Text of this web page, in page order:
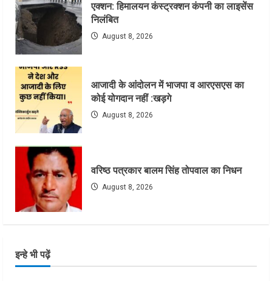
एक्शन: हिमालयन कंस्ट्रक्शन कंपनी का लाइसेंस
निलंबित
August 8, 2026
आजादी के आंदोलन में भाजपा व आरएसएस का
कोई योगदान नहीं :खड़गे
August 8, 2026
वरिष्ठ पत्रकार बालम सिंह तोपवाल का निधन
August 8, 2026
इन्हे भी पढ़ें